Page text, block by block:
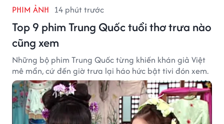
PHIM ẢNH 14 phút trước
Top 9 phim Trung Quốc tuổi thơ trưa nào
cũng xem
Những bộ phim Trung Quốc từng khiến khán giả Việt
mê mẩn, cứ đến giờ trưa lại háo hức bật tivi đón xem.